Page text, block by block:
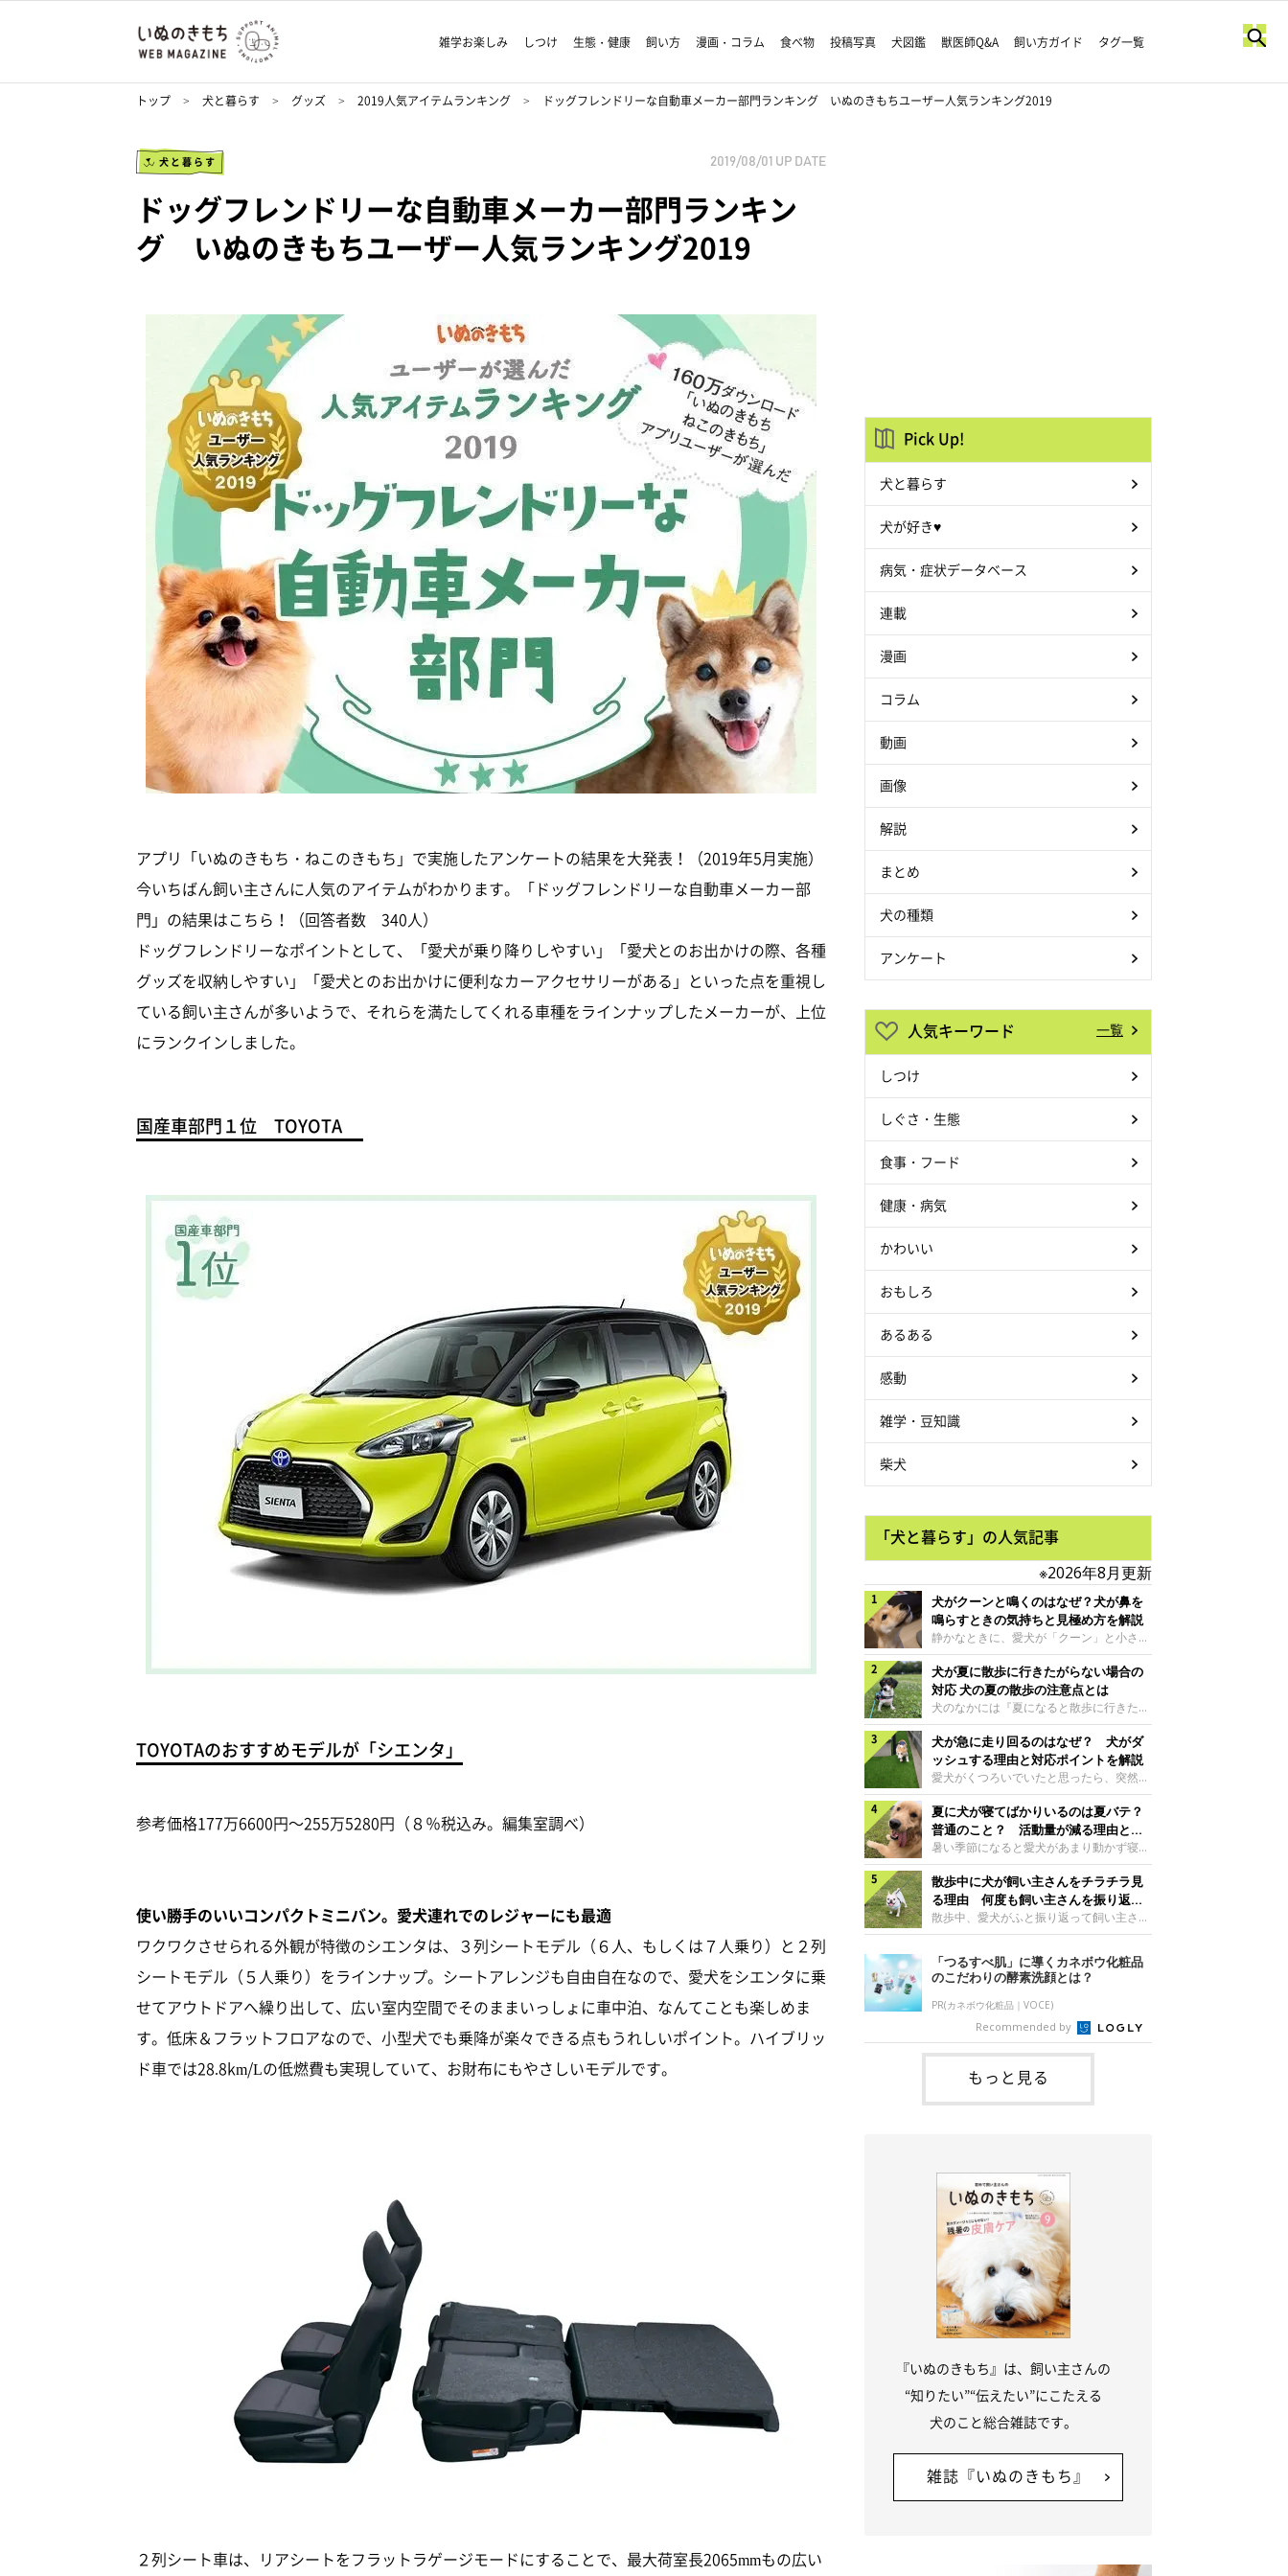
雑学お楽しみ しつけ 生態・健康 飼い方 漫画・コラム 食べ物 投稿写真 犬図鑑 獣医師Q&A 飼い方ガイド タグ一覧
トップ 犬と暮らす グッズ 2019人気アイテムランキング ドッグフレンドリーな自動車メーカー部門ランキング いぬのきもちユーザー人気ランキング2019
犬と暮らす 2019/08/01 UP DATE
ドッグフレンドリーな自動車メーカー部門ランキン
グ いぬのきもちユーザー人気ランキング2019
アプリ「いぬのきもち・ねこのきもち」で実施したアンケートの結果を大発表！（2019年5月実施）
今いちばん飼い主さんに人気のアイテムがわかります。「ドッグフレンドリーな自動車メーカー部
門」の結果はこちら！（回答者数 340人）
ドッグフレンドリーなポイントとして、「愛犬が乗り降りしやすい」「愛犬とのお出かけの際、各種
グッズを収納しやすい」「愛犬とのお出かけに便利なカーアクセサリーがある」といった点を重視し
ている飼い主さんが多いようで、それらを満たしてくれる車種をラインナップしたメーカーが、上位
にランクインしました。
国産車部門１位 TOYOTA
TOYOTAのおすすめモデルが「シエンタ」
参考価格177万6600円～255万5280円（８％税込み。編集室調べ）
使い勝手のいいコンパクトミニバン。愛犬連れでのレジャーにも最適
ワクワクさせられる外観が特徴のシエンタは、３列シートモデル（６人、もしくは７人乗り）と２列
シートモデル（５人乗り）をラインナップ。シートアレンジも自由自在なので、愛犬をシエンタに乗
せてアウトドアへ繰り出して、広い室内空間でそのままいっしょに車中泊、なんてことも楽しめま
す。低床＆フラットフロアなので、小型犬でも乗降が楽々できる点もうれしいポイント。ハイブリッ
ド車では28.8km/Lの低燃費も実現していて、お財布にもやさしいモデルです。
２列シート車は、リアシートをフラットラゲージモードにすることで、最大荷室長2065mmもの広い
Pick Up!
犬と暮らす
犬が好き♥
病気・症状データベース
連載
漫画
コラム
動画
画像
解説
まとめ
犬の種類
アンケート
人気キーワード 一覧
しつけ
しぐさ・生態
食事・フード
健康・病気
かわいい
おもしろ
あるある
感動
雑学・豆知識
柴犬
「犬と暮らす」の人気記事
※2026年8月更新
犬がクーンと鳴くのはなぜ？犬が鼻を
鳴らすときの気持ちと見極め方を解説
静かなときに、愛犬が「クーン」と小さく
鳴いたり、鼻を鳴らすような音を出したり
することはありませんか？ 大きく吠える
わけではない分、「不安なの？それとも何
かお願いしているの？」と気になる飼い主
さんもいるかもしれません。今回は、犬が
クーンと鳴く理由や鼻鳴らしの背景、見極
め方と対応のポイントなどについて、いぬ
のきもち獣医師相談室の原 駿太朗先生に
伺いました。クーンと鳴くのはどんな気持
ち？いぬのきもち投稿写真ギャラリー犬が
クーンと小さく鳴くときは、何らかの感情
を伝えようとしている場合があると考えら
れています。大
犬が夏に散歩に行きたがらない場合の
対応 犬の夏の散歩の注意点とは
犬のなかには『夏になると散歩に行きたが
らない、歩かなくなる』『暑い季節は散歩
の気配を察すると涼しい部屋から出ようと
しない』など散歩に行きたがらないコもい
るようです。愛犬の運動をさせてあげたい
のに、散歩に行きたがらない。このような
場合はどう対応すればよいのでしょうか？
「愛犬が夏に散歩に行きたがらない場合の
対応」について、いぬのきもち獣医師相談
室の白山さとこ先生に聞きました。Q.夏に
犬の散歩に行くときの注意点は？ いぬの
きもち投稿写真ギャラリーーー夏に愛犬と
散歩に行くときは、どのようなことに注意
をするとよい
犬が急に走り回るのはなぜ？ 犬がダ
ッシュする理由と対応ポイントを解説
愛犬がくつろいでいたと思ったら、突然部
屋の中を走り回り始める――そんな様子に
驚いたことはありませんか？ 急な動きに
「何が起きているの？」と戸惑う飼い主さ
んも多いでしょう。落ち着いていたはずな
のに、急にスイッチが入ったように見える
と不安になることもあります。今回は、犬
が急に走り回る理由や見極め方などについ
て、いぬのきもち獣医師相談室の岡本りさ
先生に伺いました。犬が急に走り回るのは
ラリー犬が突然走り回る行動は、必ずしも
珍しいものではないと考えられています。
体にたまったエ
夏に犬が寝てばかりいるのは夏バテ？
普通のこと？ 活動量が減る理由と対
策とは
暑い季節になると愛犬があまり動かず寝て
ばかりだと感じる飼い主さんはいません
か？その様子に、愛犬が夏バテで疲れてい
るのか、元気がないのかなど不安に感じる
方もいるのではないかと思います。 で
は、犬が寝てばかりいるときに対処が必要
かを見極める方法はあるのでしょうか？
「犬の活動量が夏に減る理由と対策」につ
いて、いぬのきもち獣医師相談室の山口み
き先生に話を聞きました。Q. 夏に犬の活
動量が減る理由は？ いぬのきもち投稿写
真ギャラリーーー夏に愛犬の活動量が減る
と感じる飼い主さんもいるようです。理由
としてどのようなこ
散歩中に犬が飼い主さんをチラチラ見
る理由 何度も飼い主さんを振り返る
のはなぜ？
散歩中、愛犬がふと振り返って飼い主さん
の様子を確認する…そんな場面に心当たり
はありませんか？ 何度もチラチラ見られ
ると、「何か気になることがあるの？」
「ちゃんと歩けているかな」と不安になる
ことがあるかもしれません。愛犬が歩きな
がら飼い主さんを振り返るしぐさには、ど
んな気持ちが隠れているのでしょうか。今
回は、犬が散歩中に飼い主さんを確認する
理由や注意すべきサインの見極めかた、対
応のポイントなどについて、いぬのきもち
獣医師相談室の原 駿太朗先生に伺いまし
「つるすべ肌」に導くカネボウ化粧品
のこだわりの酵素洗顔とは？
PR(カネボウ化粧品｜VOCE)
Recommended by
もっと見る
『いぬのきもち』は、飼い主さんの
“知りたい”“伝えたい”にこたえる
犬のこと総合雑誌です。
雑誌『いぬのきもち』